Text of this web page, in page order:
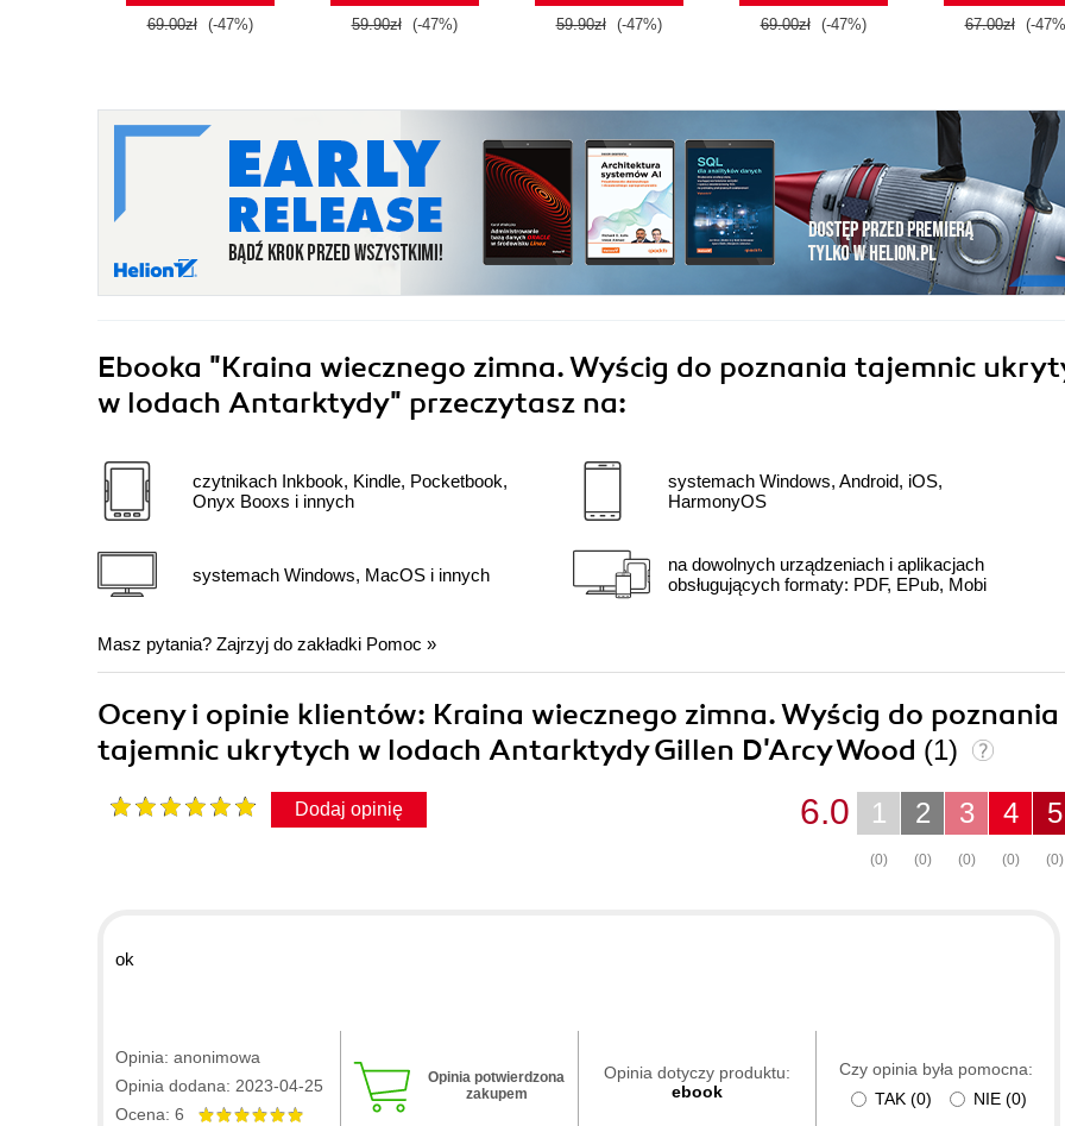
69.00zł (-47%) 59.90zł (-47%) 59.90zł (-47%) 69.00zł (-47%) 67.00zł (-
Ebooka "Kraina wiecznego zimna. Wyścig do poznania tajemnic
w lodach Antarktydy" przeczytasz na:
czytnikach Inkbook, Kindle, Pocketbook,
Onyx Booxs i innych
systemach Windows, MacOS i innych
systemach Windows, Android, iOS,
HarmonyOS
na dowolnych urządzeniach i aplikacjach
obsługujących formaty: PDF, EPub, Mobi
Masz pytania? Zajrzyj do zakładki Pomoc »
Oceny i opinie klientów: Kraina wiecznego zimna. Wyścig do poznania
tajemnic ukrytych w lodach Antarktydy Gillen D'Arcy Wood (1)
Dodaj opinię 5
(0)
4
(0)
3
(0)
2
(0)
1
(0)
6.0
ok
Opinia: anonimowa
Opinia dodana: 2023-04-25
Ocena: 6
Opinia potwierdzona
zakupem
Opinia dotyczy produktu:
ebook
Czy opinia była pomocna:
TAK (0) NIE (0)